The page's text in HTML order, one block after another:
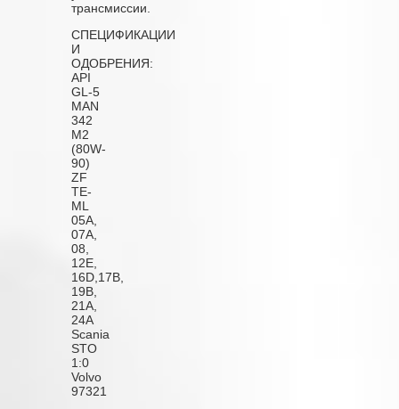
трансмиссии.
СПЕЦИФИКАЦИИ
И
ОДОБРЕНИЯ:
API
GL-5
MAN
342
M2
(80W-
90)
ZF
TE-
ML
05A,
07A,
08,
12E,
16D,17B,
19B,
21A,
24A
Scania
STO
1:0
Volvo
97321